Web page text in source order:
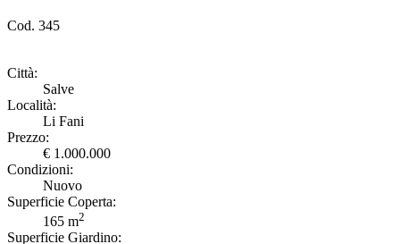
Cod. 345
Città:
Salve
Località:
Li Fani
Prezzo:
€ 1.000.000
Condizioni:
Nuovo
Superficie Coperta:
165 m2
Superficie Giardino: